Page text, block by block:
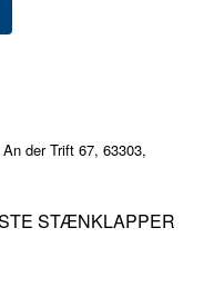
der Trift 67, 63303,
STÆNKLAPPER